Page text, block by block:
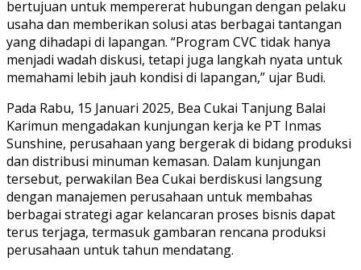
bertujuan untuk mempererat hubungan dengan pelaku
usaha dan memberikan solusi atas berbagai tantangan
yang dihadapi di lapangan. “Program CVC tidak hanya
menjadi wadah diskusi, tetapi juga langkah nyata untuk
memahami lebih jauh kondisi di lapangan,” ujar Budi.
Pada Rabu, 15 Januari 2025, Bea Cukai Tanjung Balai
Karimun mengadakan kunjungan kerja ke PT Inmas
Sunshine, perusahaan yang bergerak di bidang produksi
dan distribusi minuman kemasan. Dalam kunjungan
tersebut, perwakilan Bea Cukai berdiskusi langsung
dengan manajemen perusahaan untuk membahas
berbagai strategi agar kelancaran proses bisnis dapat
terus terjaga, termasuk gambaran rencana produksi
perusahaan untuk tahun mendatang.